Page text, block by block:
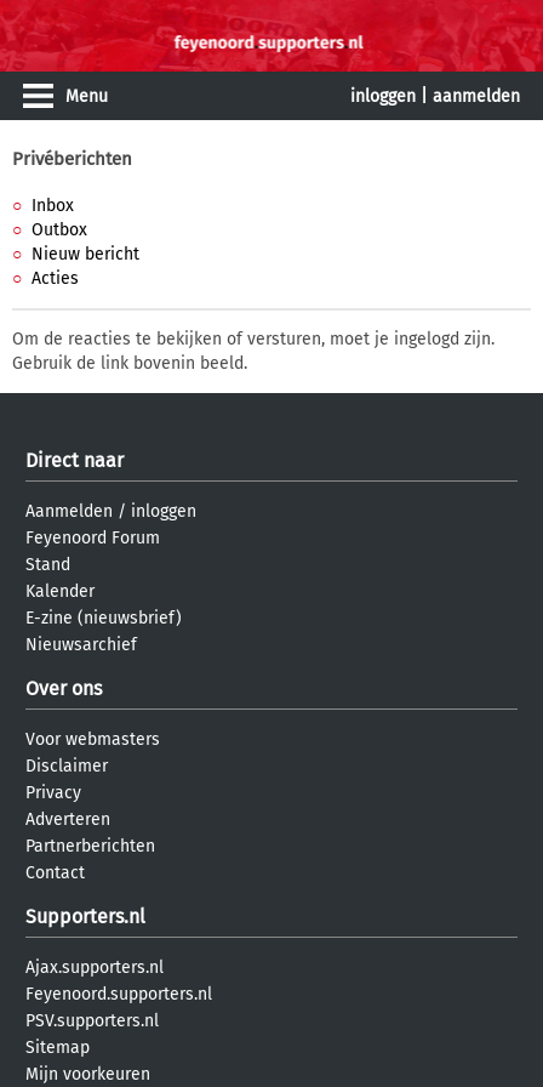
Menu inloggen aanmelden
Privéberichten
Inbox
Outbox
Nieuw bericht
Acties
Om de reacties te bekijken of versturen, moet je ingelogd zijn.
Gebruik de link bovenin beeld.
Direct naar
Aanmelden / inloggen
Feyenoord Forum
Stand
Kalender
E-zine (nieuwsbrief)
Nieuwsarchief
Over ons
Voor webmasters
Disclaimer
Privacy
Adverteren
Partnerberichten
Contact
Supporters.nl
Ajax.supporters.nl
Feyenoord.supporters.nl
PSV.supporters.nl
Sitemap
Mijn voorkeuren